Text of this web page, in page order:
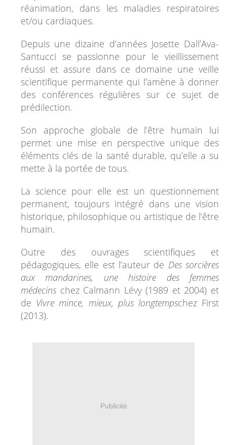
réanimation, dans les maladies respiratoires
et/ou cardiaques.
Depuis une dizaine d’années Josette Dall’Ava-
Santucci se passionne pour le vieillissement
réussi et assure dans ce domaine une veille
scientifique permanente qui l’amène à donner
des conférences régulières sur ce sujet de
prédilection.
Son approche globale de l’être humain lui
permet une mise en perspective unique des
éléments clés de la santé durable, qu’elle a su
mette à la portée de tous.
La science pour elle est un questionnement
permanent, toujours intégré dans une vision
historique, philosophique ou artistique de l’être
humain.
Outre des ouvrages scientifiques et
pédagogiques, elle est l’auteur de Des sorcières
aux mandarines, une histoire des femmes
médecins chez Calmann Lévy (1989 et 2004) et
de Vivre mince, mieux, plus longtempschez First
(2013).
Publicité